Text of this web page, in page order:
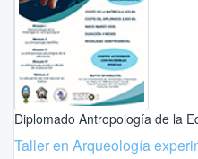
Diplomado Antropología de la
Taller en Arqueología